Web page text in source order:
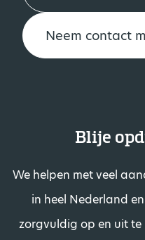
Neem contact
Blije
We helpen met veel
in heel Nederland
zorgvuldig op en uit te